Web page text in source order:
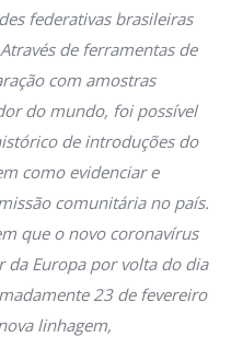
federativas brasileiras
de ferramentas de
com amostras
do mundo, foi possível
de introduções do
como evidenciar e
comunitária no país.
que o novo coronavírus
Europa por volta do dia
23 de fevereiro
linhagem,